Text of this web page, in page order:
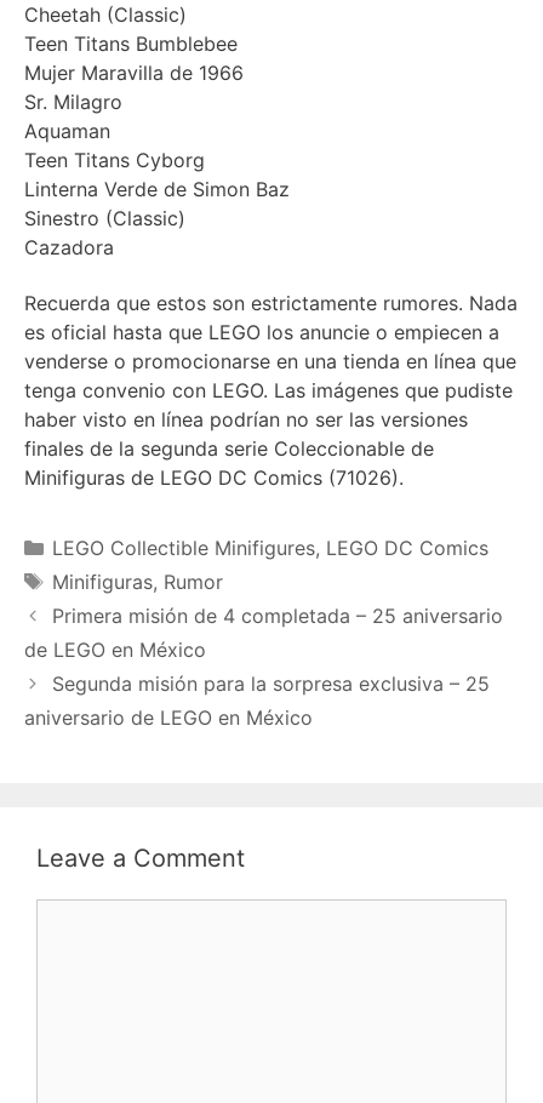
Cheetah (Classic)
Teen Titans Bumblebee
Mujer Maravilla de 1966
Sr. Milagro
Aquaman
Teen Titans Cyborg
Linterna Verde de Simon Baz
Sinestro (Classic)
Cazadora
Recuerda que estos son estrictamente rumores. Nada
es oficial hasta que LEGO los anuncie o empiecen a
venderse o promocionarse en una tienda en línea que
tenga convenio con LEGO. Las imágenes que pudiste
haber visto en línea podrían no ser las versiones
finales de la segunda serie Coleccionable de
Minifiguras de LEGO DC Comics (71026).
Categories
LEGO Collectible Minifigures, LEGO DC Comics
Tags
Minifiguras, Rumor
Primera misión de 4 completada – 25 aniversario
de LEGO en México
Segunda misión para la sorpresa exclusiva – 25
aniversario de LEGO en México
Leave a Comment